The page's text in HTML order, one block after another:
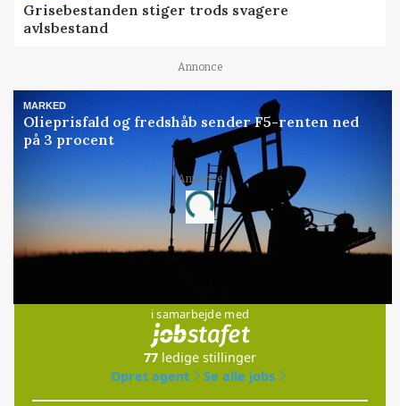
Grisebestanden stiger trods svagere
avlsbestand
Annonce
MARKED
Olieprisfald og fredshåb sender F5-renten ned
på 3 procent
Annonce
Loading...
i samarbejde med
77 ledige stillinger
Opret agent
Se alle jobs